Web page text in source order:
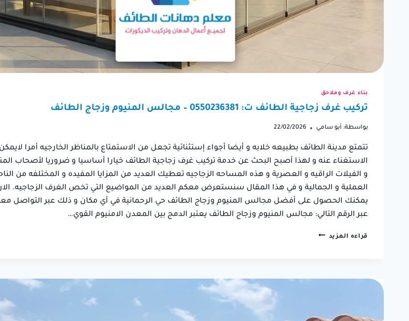
بناء غرف وملاحق
تركيب غرف زجاجية الطائف ت: 0550236381 – مجالس المنيوم وزجاج الطائف
بواسطة: أبو سامي 22/02/2026
تتمتع مدينة الطائف بطبيعه خلابه و أيضا أجواء إستثنائية تجعل من الاستمتاع بالمناظر الخارجيه أمرا لايمكن
الاستغناء عنه و لهذا أصبح البحث عن خدمة تركيب غرف زجاجية الطائف خيارا أساسيا و ضروريا لأصحاب
و الفيلات الراقيه و العصرية و هذه المساحه الزجاجيه تعطيك العديد من المزايا المفيده و المختلفه من
العملية و الجمالية و في هذا المقال سنستعرض معكم العديد من المواضيع التي تخص الغرف الزجاجيه.
يمكنك الحصول على أفضل مجالس المنيوم وزجاج الطائف حي الرحمانية في أي مكان و ذلك عبر التواصل
عبر الرقم التالي: مجالس المنيوم وزجاج الطائف يعتبر الدمج بين المعدن الامنيوم القوي…
قراءه المزيد تركيب
المنيوم
“كنت بحاجة إلى دهان منزلي
بسرعة قبل قدوم الضيوف،
وتواصلت مع عامل دهان
الطائف. لقد كان متعاون للغاية
شكراً على سرعته ومهارته.”
فاطمة بنت فهد
حي السداد, الطائف
كنت أبحث عن مقاول موثوق به
لترميم منزلي، ووجدت مقاول
اختياري له. محترف ومتعاون،
والنتيجة النهائية كانت أفضل
عبد الله بن
صالح
حي السويدي,
الطائف
“كنت أبحث عن
سيارتي من
حي